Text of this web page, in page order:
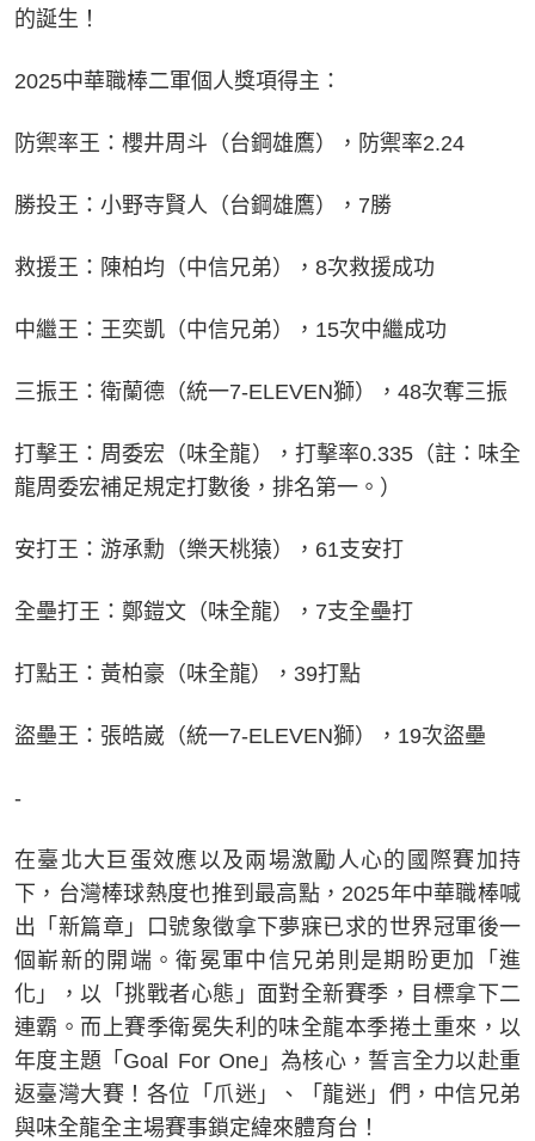
的誕生！
2025中華職棒二軍個人獎項得主：
防禦率王：櫻井周斗（台鋼雄鷹），防禦率2.24
勝投王：小野寺賢人（台鋼雄鷹），7勝
救援王：陳柏均（中信兄弟），8次救援成功
中繼王：王奕凱（中信兄弟），15次中繼成功
三振王：衛蘭德（統一7-ELEVEN獅），48次奪三振
打擊王：周委宏（味全龍），打擊率0.335（註：味全
龍周委宏補足規定打數後，排名第一。）
安打王：游承勳（樂天桃猿），61支安打
全壘打王：鄭鎧文（味全龍），7支全壘打
打點王：黃柏豪（味全龍），39打點
盜壘王：張皓崴（統一7-ELEVEN獅），19次盜壘
-
在臺北大巨蛋效應以及兩場激勵人心的國際賽加持
下，台灣棒球熱度也推到最高點，2025年中華職棒喊
出「新篇章」口號象徵拿下夢寐已求的世界冠軍後一
個嶄新的開端。衛冕軍中信兄弟則是期盼更加「進
化」，以「挑戰者心態」面對全新賽季，目標拿下二
連霸。而上賽季衛冕失利的味全龍本季捲土重來，以
年度主題「Goal For One」為核心，誓言全力以赴重
返臺灣大賽！各位「爪迷」、「龍迷」們，中信兄弟
與味全龍全主場賽事鎖定緯來體育台！